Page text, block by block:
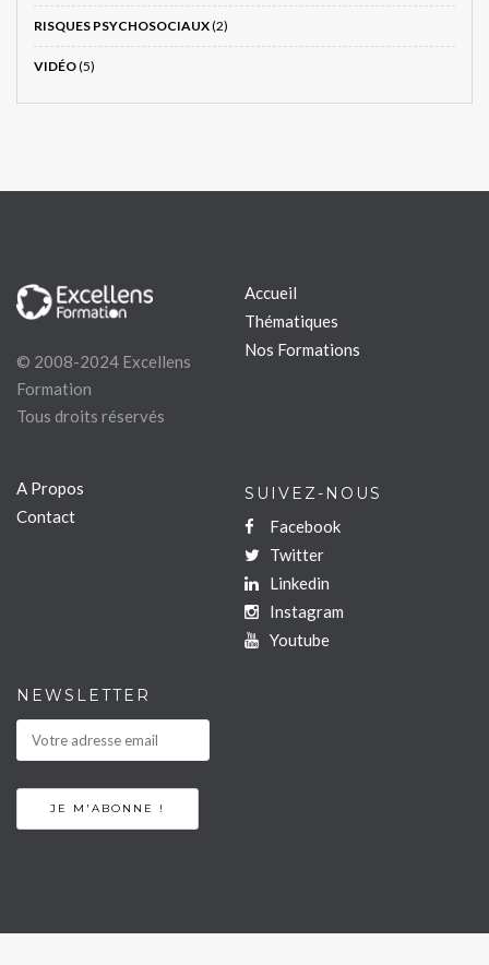
RISQUES PSYCHOSOCIAUX(2)
VIDÉO(5)
© 2008-2024 Excellens
Formation
Tous droits réservés
Accueil
Thématiques
Nos Formations
A Propos
Contact
SUIVEZ-NOUS
Facebook
Twitter
Linkedin
Instagram
Youtube
NEWSLETTER